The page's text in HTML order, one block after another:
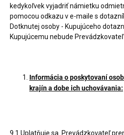
kedykoľvek vyjadriť námietku
pomocou odkazu v e-maile s
Dotknutej osoby - Kupujúceho
Kupujúcemu nebude
Informácia o poskytovaní
krajín a dobe ich uchovávania:
9.1.Uplatňuje sa. Prevádzkovateľ